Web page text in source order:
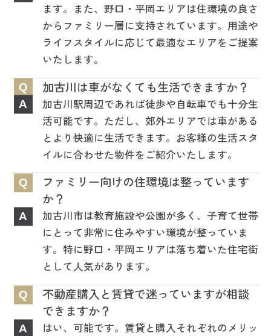
ます。また、野口・平岡エリアは住環境の良さ
からファミリー層に支持されています。用途や
ライフスタイルに応じて最適なエリアをご提案
いたします。
Q 加古川は車がなくても生活できますか？
A
加古川駅周辺であれば徒歩や自転車でも十分生
活可能です。ただし、郊外エリアでは車がある
とより快適に生活できます。お客様の生活スタ
イルに合わせた物件をご紹介いたします。
Q
ファミリー向けの住環境は整っています
か？
A
加古川市は教育施設や公園が多く、子育て世帯
にとって非常に住みやすい環境が整っていま
す。特に野口・平岡エリアは落ち着いた住宅街
として人気があります。
Q
不動産購入と賃貸で迷っていますが相談
できますか？
A
はい、可能です。賃貸と購入それぞれのメリッ